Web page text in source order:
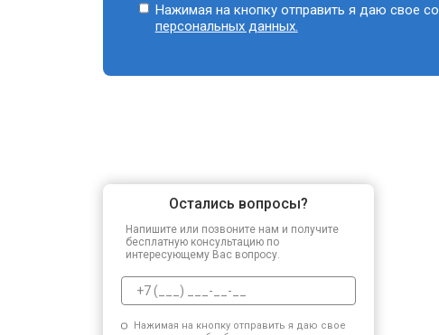
Нажимая на кнопку отправить я даю свое
персональных данных.
Остались вопросы?
Напишите или позвоните нам и получите
бесплатную консультацию по
интересующему Вас вопросу.
Нажимая на кнопку отправить я даю свое